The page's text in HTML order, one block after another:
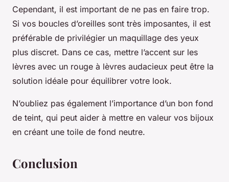
Cependant, il est important de ne pas en faire trop.
Si vos boucles d’oreilles sont très imposantes, il est
préférable de privilégier un maquillage des yeux
plus discret. Dans ce cas, mettre l’accent sur les
lèvres avec un rouge à lèvres audacieux peut être la
solution idéale pour équilibrer votre look.
N’oubliez pas également l’importance d’un bon fond
de teint, qui peut aider à mettre en valeur vos bijoux
en créant une toile de fond neutre.
Conclusion